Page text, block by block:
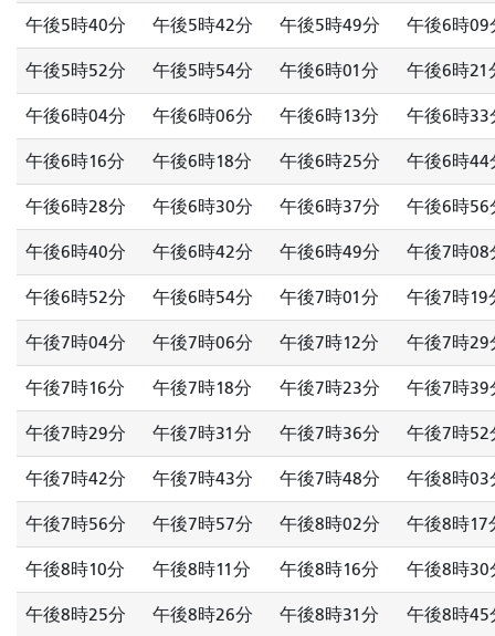
午後5時40分 午後5時42分 午後5時49分 午後6時09
午後5時52分 午後5時54分 午後6時01分 午後6時21
午後6時04分 午後6時06分 午後6時13分 午後6時33
午後6時16分 午後6時18分 午後6時25分 午後6時44
午後6時28分 午後6時30分 午後6時37分 午後6時56
午後6時40分 午後6時42分 午後6時49分 午後7時08
午後6時52分 午後6時54分 午後7時01分 午後7時19
午後7時04分 午後7時06分 午後7時12分 午後7時29
午後7時16分 午後7時18分 午後7時23分 午後7時39
午後7時29分 午後7時31分 午後7時36分 午後7時52
午後7時42分 午後7時43分 午後7時48分 午後8時03
午後7時56分 午後7時57分 午後8時02分 午後8時17
午後8時10分 午後8時11分 午後8時16分 午後8時30
午後8時25分 午後8時26分 午後8時31分 午後8時45